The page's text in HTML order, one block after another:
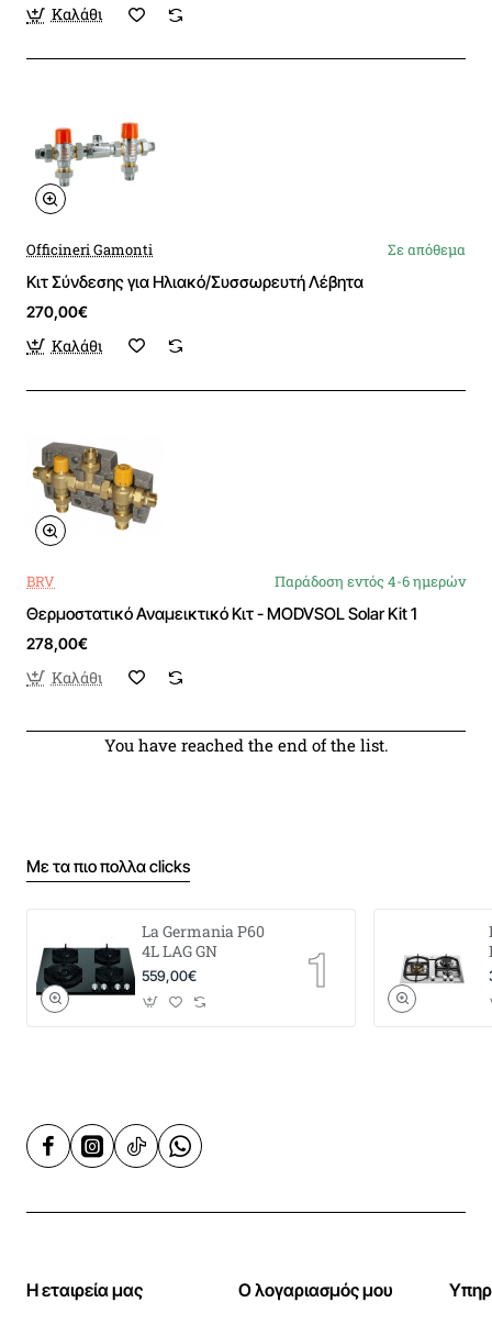
Καλάθι
Officineri Gamonti Σε απόθεμα
Κιτ Σύνδεσης για Ηλιακό/Συσσωρευτή Λέβητα
270,00€
Καλάθι
BRV Παράδοση εντός 4-6 ημερών
Θερμοστατικό Αναμεικτικό Κιτ - MODVSOL Solar Kit 1
278,00€
Καλάθι
You have reached the end of the list.
Με τα πιο πολλα clicks
La Germania P60
4L LAG GN
559,00€
Η εταιρεία μας Ο λογαριασμός μου